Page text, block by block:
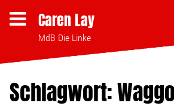
Caren Lay
MdB Die Linke
Themen
Schlagwort: